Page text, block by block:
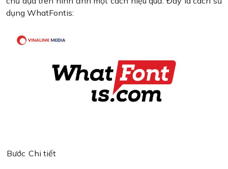
dụng WhatFontis:
Bước Chi tiết